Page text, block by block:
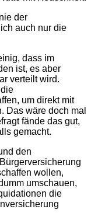
der
auch nur die
dass im
ist, es aber
verteilt wird.
um direkt mit
Das wäre doch mal
fände das gut,
gemacht.
den
wollen,
umschauen,
die